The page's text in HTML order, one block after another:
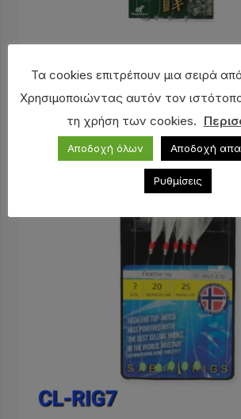
6,10€
Τα cookies επιτρέπουν μια σειρά
Χρησιμοποιώντας αυτόν τον
τη χρήση των cookies.
Αποδοχή όλων Αποδοχή
Ρυθμίσεις